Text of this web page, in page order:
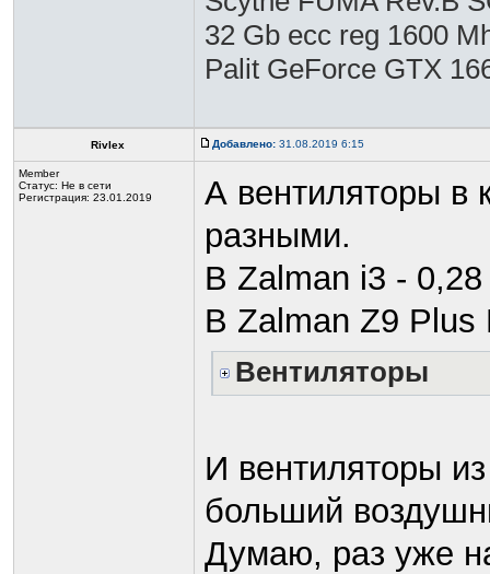
32 Gb ecc reg 1600
Palit GeForce GTX
Rivlex Добавлено: 31.08.2019 6:15
Member
Статус: Не в сети
Регистрация: 23.01.2019
А вентиляторы в
разными.
В Zalman i3 -
В Zalman Z9 Plus
Вентиляторы
И вентиляторы
больший
Думаю, раз уже